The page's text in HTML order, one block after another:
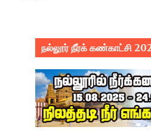
நல்லூர் நீர்க் கண்காட்சி